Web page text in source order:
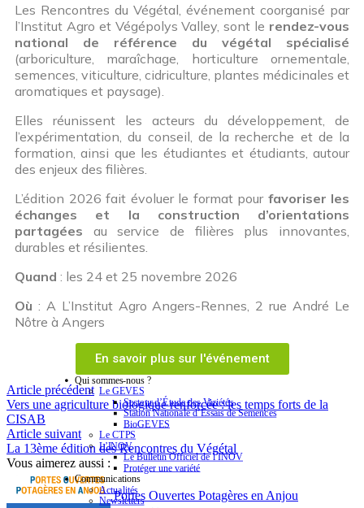
Les Rencontres du Végétal, événement coorganisé par
l’Institut Agro et Végépolys Valley, sont le rendez-vous
national de référence du végétal spécialisé
(arboriculture, maraîchage, horticulture ornementale,
semences, viticulture, cidriculture, plantes médicinales et
aromatiques et paysage).
Elles réunissent les acteurs du développement, de
l’expérimentation, du conseil, de la recherche et de la
formation, ainsi que les étudiantes et étudiants, autour
des enjeux des filières.
L’édition 2026 fait évoluer le format pourfavoriser les
échanges et la construction d’orientations
partagées au service de filières plus innovantes,
durables et résilientes.
Quand : les 24 et 25 novembre 2026
Où : A L’Institut Agro Angers-Rennes, 2 rue André Le
Nôtre à Angers
En savoir plus sur l'événement
Article précédent
Vers une agriculture biologique renforcée : les temps forts de la
CISAB
Article suivant
La 13ème édition des Rencontres du Végétal
Vous aimerez aussi :
Portes Ouvertes Potagères en Anjou
Qui sommes-nous ?
Le GEVES
Secteur d’Étude des Variétés
Station Nationale d’Essais de Semences
BioGEVES
Le CTPS
L’INOV
Le Bulletin Officiel de l’INOV
Protéger une variété
Communications
Actualités
Newsletters